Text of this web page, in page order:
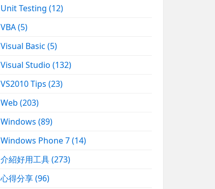
Unit Testing (12)
VBA(5)
Visual Basic (5)
Visual Studio (132)
VS2010 Tips (23)
Web (203)
Windows (89)
Windows Phone 7(14)
介紹好用工具(273)
心得分享(96)